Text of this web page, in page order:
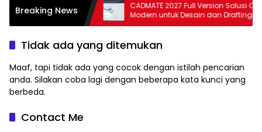
Breaking News
R1 Full Version
CFD Profesional
CADMATE 2027 Full Version Solusi CAD
Modern untuk Desain dan Drafting
Profesional
Tidak ada yang ditemukan
Maaf, tapi tidak ada yang cocok dengan istilah pencarian
anda. Silakan coba lagi dengan beberapa kata kunci yang
berbeda.
Contact Me